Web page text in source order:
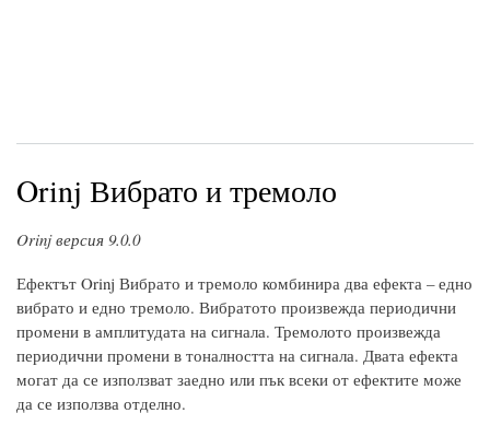
Orinj Вибрато и тремоло
Orinj версия 9.0.0
Ефектът Orinj Вибрато и тремоло комбинира два ефекта – едно
вибрато и едно тремоло. Вибратото произвежда периодични
промени в амплитудата на сигнала. Тремолото произвежда
периодични промени в тоналността на сигнала. Двата ефекта
могат да се използват заедно или пък всеки от ефектите може
да се използва отделно.